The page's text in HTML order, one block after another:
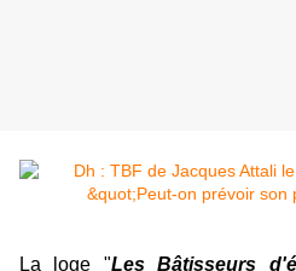
La loge "Les Bâtisseurs